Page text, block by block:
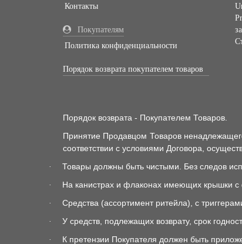
Контакты
Покупателям
Политика конфиденциальности
Порядок возврата покупателем товаров
Порядок возврата - Покупателем Товаров.
Принятие Продавцом Товаров
соответствии с условиями Договора,
· Товары должны быть чистыми. Без следов
· На канистрах и флаконах имеющих крышки с
· Средства (ассортимент ритейла), с
· У средств, подлежащих возврату, срок
· К претензии Покупателя должен быть